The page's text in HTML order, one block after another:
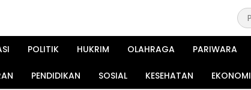
POLITIK HUKRIM OLAHRAGA PARIWARA
PENDIDIKAN SOSIAL KESEHATAN EKONOMI